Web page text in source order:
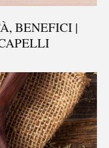
BENEFICI |